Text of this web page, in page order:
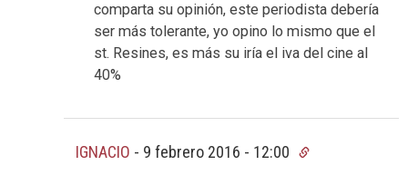
comparta su opinión, este periodista debería
ser más tolerante, yo opino lo mismo que el
st. Resines, es más su iría el iva del cine al
40%
IGNACIO - 9 febrero 2016 - 12:00